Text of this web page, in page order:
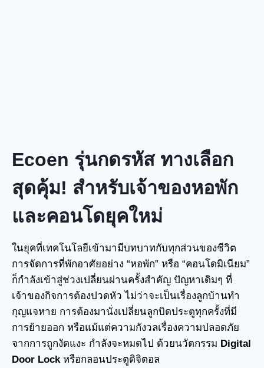
Ecoen รุ่นกดรหัส ทางเลือก
สุดคุ้ม! สำหรับเจ้าของหอพัก
และคอนโดยุคใหม่
ในยุคที่เทคโนโลยีเข้ามามีบทบาทกับทุกส่วนของชีวิต
การจัดการที่พักอาศัยอย่าง “หอพัก” หรือ “คอนโดมิเนียม”
ก็กำลังเข้าสู่ช่วงเปลี่ยนผ่านครั้งสำคัญ ปัญหาเดิมๆ ที่
เจ้าของกิจการต้องปวดหัว ไม่ว่าจะเป็นเรื่องลูกบ้านทำ
กุญแจหาย การต้องมานั่งเปลี่ยนลูกบิดประตูทุกครั้งที่มี
การย้ายออก หรือแม้แต่ความกังวลเรื่องความปลอดภัย
จากการถูกงัดแงะ กำลังจะหมดไป ด้วยนวัตกรรม Digital
Door Lock หรือกลอนประตูดิจิตอล